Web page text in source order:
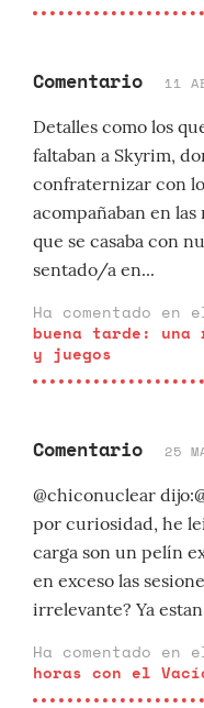
Comentario 11
Detalles como los
faltaban a Skyrim,
confraternizar con
acompañaban en
que se casaba con
sentado/a en...
Ha comentado en
buena tarde: una
y juegos
Comentario 25
@chiconuclear
por curiosidad, he
carga son un pelín
en exceso las
irrelevante? Ya
Ha comentado en
horas con el